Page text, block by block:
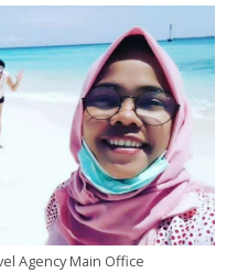
Agency Main Office